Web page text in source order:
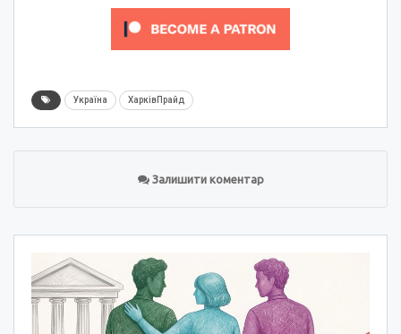
Україна ХарківПрайд
Залишити коментар